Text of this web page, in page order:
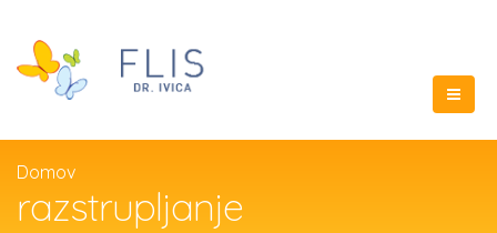
Domov
razstrupljanje